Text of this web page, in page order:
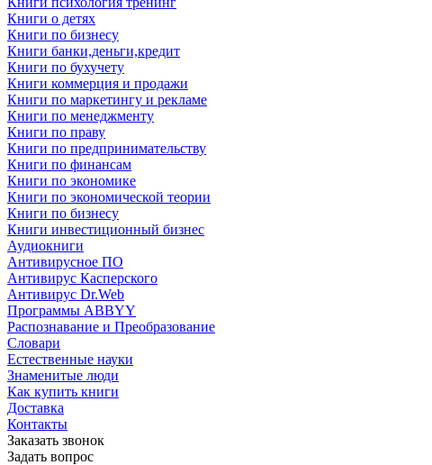
Книги о детях
Книги по бизнесу
Книги банки,деньги,кредит
Книги по бухучету
Книги коммерция и продажи
Книги по маркетингу и рекламе
Книги по менеджменту
Книги по праву
Книги по предпринимательству
Книги по финансам
Книги по экономике
Книги по экономической теории
Книги по бизнесу
Книги инвестиционный бизнес
Аудиокниги
Антивирусное ПО
Антивирус Касперского
Антивирус Dr.Web
Программы ABBYY
Распознавание и Преобразование
Словари
Естественные науки
Знаменитые люди
Как купить книги
Доставка
Контакты
Заказать звонок
Задать вопрос